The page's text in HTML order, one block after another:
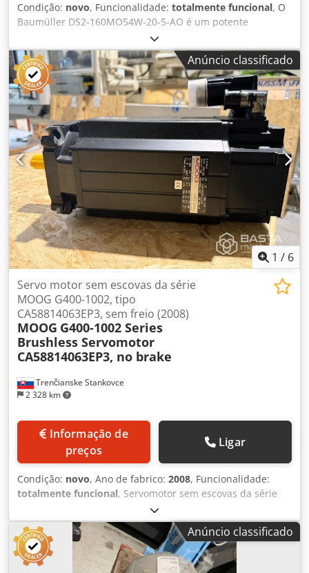
Condição: novo, Funcionalidade: totalmente funcional, O
Baumüller DS2-160MO54W-20-5-AO é um potente
servomotor síncrono trifásico. Estes motores são
concebidos para aplicações industriais exigentes e
caracterizam-se pela sua elevada dinâmica e
arrefecimento por água (grau de proteção IP54). Dados
técnicos importantes: Djdpozr H Shefx Actjck • Série: DS2 •
Tamanho: 160 • Comprimento do rotor: M (médio) • Grau
de proteção / Arrefecimento: IP54, arrefecimento por água
(W) • Parâmetros de enrolamento e nominais: Estes
motores atingem elevadas potências (por exemplo, a
potência, a uma velocidade de 2000 rpm, situa-se na
ordem de várias dezenas de quilowatts).
Anúncio classificado
1 / 6
Trenčianske Stankovce
2 328 km
Servo motor sem escovas da série
MOOG G400-1002, tipo
CA58814063EP3, sem freio (2008)
MOOG G400-1002 Series
Brushless Servomotor
CA58814063EP3, no brake
preços
Ligar
Condição: novo, Ano de fabrico: 2008, Funcionalidade:
totalmente funcional, Servomotor sem escovas da série
MOOG G400-1002 Dcjdpfx Ajzr E Dvectek Tipo:
CA58814063EP3, sem freio Modelo: G445-1002 Potência:
14,3 kW Velocidade nominal: 3000 rpm Velocidade máxima:
3690 rpm Torque: 60,3 Nm Corrente: 34,3 A Tensão: 600 V
Grau de proteção: IP65 Ano de fabricação: 08/2008
Anúncio classificado